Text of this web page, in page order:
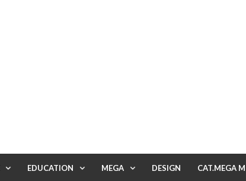
EDUCATION MEGA DESIGN CAT.MEGA